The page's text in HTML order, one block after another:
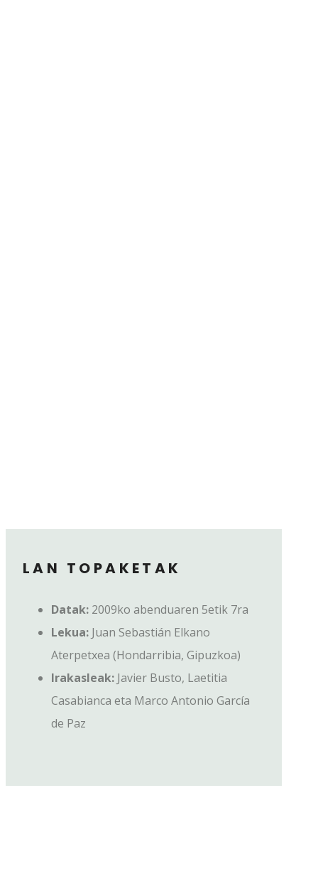
LAN TOPAKETAK
Datak: 2009ko abenduaren 5etik 7ra
Lekua: Juan Sebastián Elkano
Aterpetxea (Hondarribia, Gipuzkoa)
Irakasleak: Javier Busto, Laetitia
Casabianca eta Marco Antonio García
de Paz